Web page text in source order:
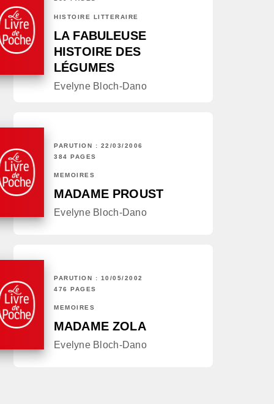
HISTOIRE LITTÉRAIRE
LA FABULEUSE
HISTOIRE DES
LÉGUMES
Evelyne Bloch-Dano
PARUTION : 22/03/2006
384 PAGES
MÉMOIRES
MADAME PROUST
Evelyne Bloch-Dano
PARUTION : 10/05/2002
476 PAGES
MÉMOIRES
MADAME ZOLA
Evelyne Bloch-Dano